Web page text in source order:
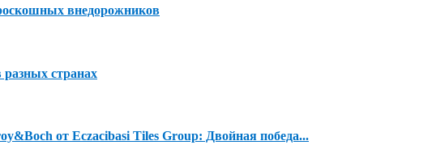
внедорожников
разных странах
от Eczacibasi Tiles Group: Двойная победа...